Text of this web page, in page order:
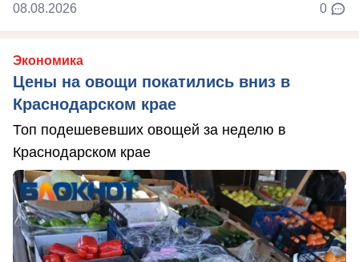
08.08.2026 0
Экономика
Цены на овощи покатились вниз в
Краснодарском крае
Топ подешевевших овощей за неделю в
Краснодарском крае